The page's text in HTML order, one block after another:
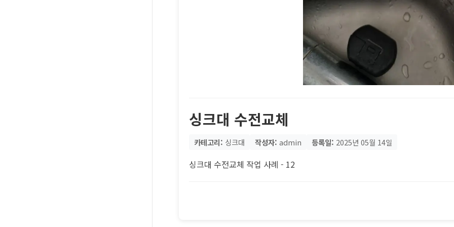
싱크대 수전교체
카테고리: 싱크대 작성자: admin 등록일: 2025년 05월 14일
싱크대 수전교체 작업 사례 - 12